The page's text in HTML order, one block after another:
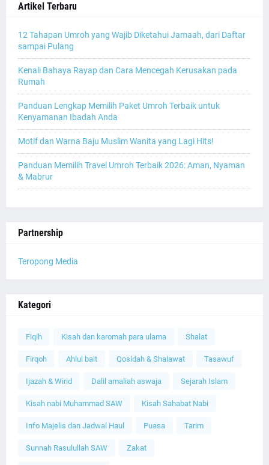
Artikel Terbaru
12 Tahapan Umroh yang Wajib Diketahui Jamaah, dari Daftar
sampai Pulang
Kenali Bahaya Rayap dan Cara Mencegah Kerusakan pada
Rumah
Panduan Lengkap Memilih Paket Umroh Terbaik untuk
Kenyamanan Ibadah Anda
Motif dan Warna Baju Muslim Wanita yang Lagi Hits!
Panduan Memilih Travel Umroh Terbaik 2026: Aman, Nyaman
& Mabrur
Partnership
Teropong Media
Kategori
Fiqih Kisah dan karomah para ulama Shalat
Firqoh Ahlul bait Qosidah & Shalawat Tasawuf
Ijazah & Wirid Dalil amaliah aswaja Sejarah Islam
Kisah nabi Muhammad SAW Kisah Sahabat Nabi
Info Majelis dan Jadwal Haul Puasa Tarim
Sunnah Rasulullah SAW Zakat